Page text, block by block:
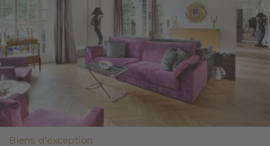
Biens d'exception